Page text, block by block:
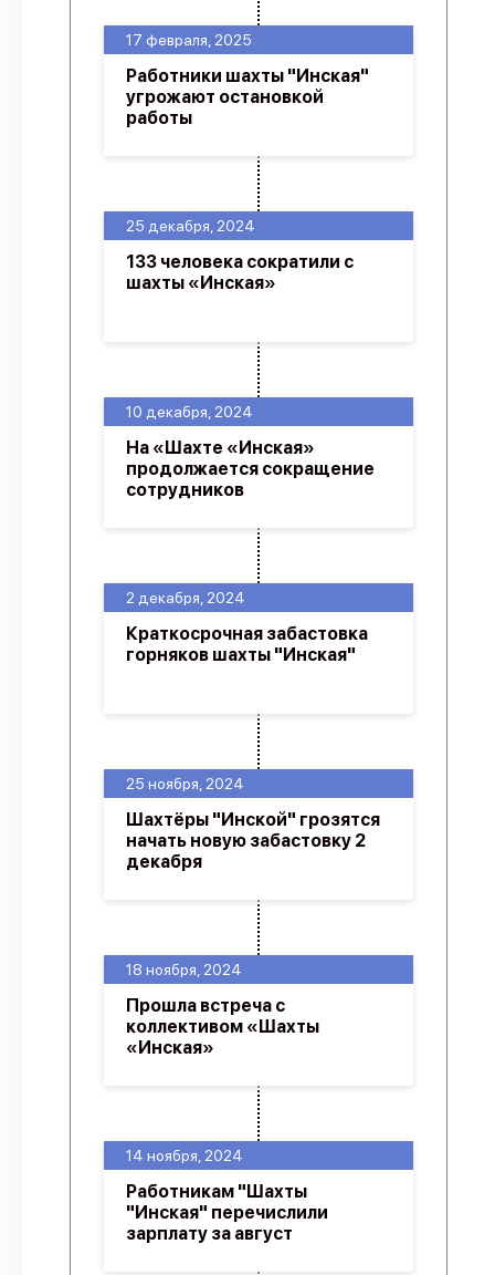
14 ноября, 2024
Работникам "Шахты
"Инская" перечислили
зарплату за август
18 ноября, 2024
Прошла встреча с
коллективом «Шахты
«Инская»
25 ноября, 2024
Шахтёры "Инской" грозятся
начать новую забастовку 2
декабря
2 декабря, 2024
Краткосрочная забастовка
горняков шахты "Инская"
10 декабря, 2024
На «Шахте «Инская»
продолжается сокращение
сотрудников
25 декабря, 2024
133 человека сократили с
шахты «Инская»
17 февраля, 2025
Работники шахты "Инская"
угрожают остановкой
работы